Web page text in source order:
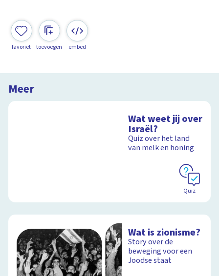
favoriet toevoegen embed
Meer
Wat weet jij over
Israël?
Quiz over het land
van melk en honing
Quiz
Wat is zionisme?
Story over de
beweging voor een
Joodse staat